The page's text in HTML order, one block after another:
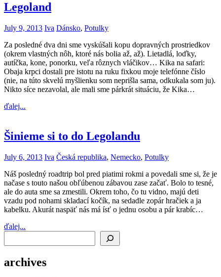
Legoland
July 9, 2013 Iva Dánsko, Potulky
Za posledné dva dni sme vyskúšali kopu dopravných prostriedkov
(okrem vlastných nôh, ktoré nás bolia až, až). Lietadlá, loďky,
autíčka, kone, ponorku, veľa rôznych vláčikov… Kika na safari:
Obaja krpci dostali pre istotu na ruku fixkou moje telefónne číslo
(nie, na túto skvelú myšlienku som neprišla sama, odkukala som ju).
Nikto síce nezavolal, ale mali sme párkrát situáciu, že Kika…
ďalej...
Šinieme si to do Legolandu
July 6, 2013 Iva Česká republika, Nemecko, Potulky
Náš posledný roadtrip bol pred piatimi rokmi a povedali sme si, že je
načase s touto našou obľúbenou zábavou zase začať. Bolo to tesné,
ale do auta sme sa zmestili. Okrem toho, čo tu vidno, majú deti
vzadu pod nohami skladací kočík, na sedadle zopár hračiek a ja
kabelku. Akurát naspäť nás má ísť o jednu osobu a pár krabíc…
ďalej...
archives